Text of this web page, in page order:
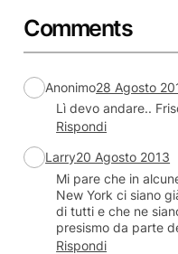
Comments
Anonimo28 Agosto
Lì devo andare..
Rispondi
Larry20 Agosto 2013
Mi pare che in
New York ci siano
di tutti e che ne
presismo da parte
Rispondi